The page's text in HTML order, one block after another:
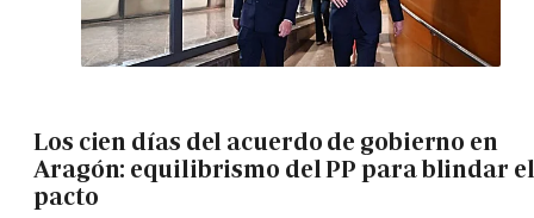
Los cien días del acuerdo de gobierno en
Aragón: equilibrismo del PP para blindar el
pacto